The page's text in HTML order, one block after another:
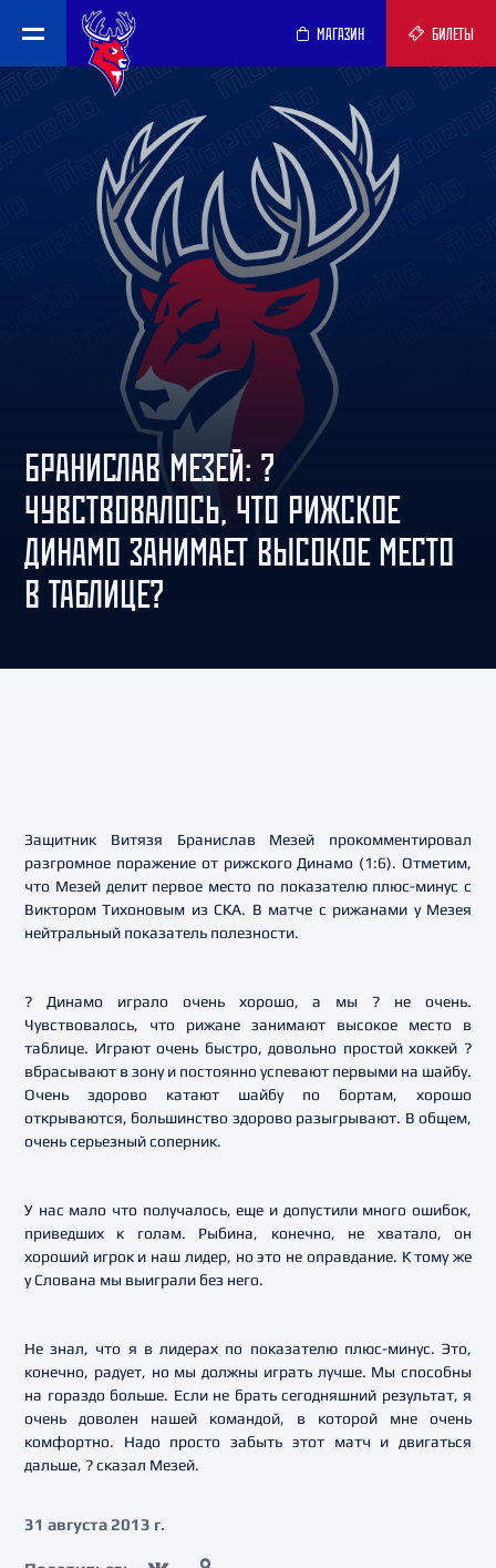
МАГАЗИН БИЛЕТЫ
БРАНИСЛАВ МЕЗЕЙ: ?
ЧУВСТВОВАЛОСЬ, ЧТО РИЖСКОЕ
ДИНАМО ЗАНИМАЕТ ВЫСОКОЕ МЕСТО
В ТАБЛИЦЕ?
Защитник Витязя Бранислав Мезей прокомментировал
разгромное поражение от рижского Динамо (1:6). Отметим,
что Мезей делит первое место по показателю плюс-минус с
Виктором Тихоновым из СКА. В матче с рижанами у Мезея
нейтральный показатель полезности.
? Динамо играло очень хорошо, а мы ? не очень.
Чувствовалось, что рижане занимают высокое место в
таблице. Играют очень быстро, довольно простой хоккей ?
вбрасывают в зону и постоянно успевают первыми на шайбу.
Очень здорово катают шайбу по бортам, хорошо
открываются, большинство здорово разыгрывают. В общем,
очень серьезный соперник.
У нас мало что получалось, еще и допустили много ошибок,
приведших к голам. Рыбина, конечно, не хватало, он
хороший игрок и наш лидер, но это не оправдание. К тому же
у Слована мы выиграли без него.
Не знал, что я в лидерах по показателю плюс-минус. Это,
конечно, радует, но мы должны играть лучше. Мы способны
на гораздо больше. Если не брать сегодняшний результат, я
очень доволен нашей командой, в которой мне очень
комфортно. Надо просто забыть этот матч и двигаться
дальше, ? сказал Мезей.
31 августа 2013 г.